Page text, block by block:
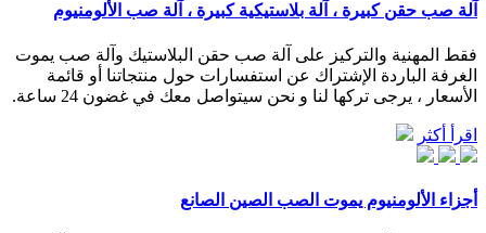
آلة صب حقن كبيرة ، آلة بلاستيكية كبيرة ، آلة صب الألومنيوم
فقط المهنية والتركيز على آلة صب حقن البلاستيك وآلة صب يموت
الغرفة الباردة الإشتراك عن استفسارات حول منتجاتنا أو قائمة
الأسعار ، يرجى تركها لنا و نحن سيتواصل معك في غضون 24 ساعة.
اقرأ أكثر
أجزاء الألومنيوم يموت الصب الصين الصانع